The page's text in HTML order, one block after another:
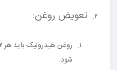
تعویض روغن:
شود.